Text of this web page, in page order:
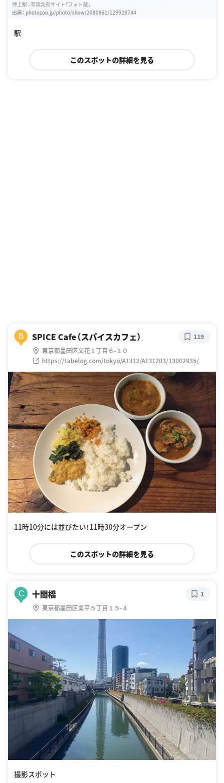
押上駅 - 写真共有サイト「フォト蔵」
出典： photozou.jp/photo/show/2080861/129929744
駅
このスポットの詳細を見る
B SPICE Cafe（スパイスカフェ）
東京都墨田区文花１丁目６-１０
https://tabelog.com/tokyo/A1312/A131203/13002935/
119
11時10分には並びたい！11時30分オープン
このスポットの詳細を見る
C 十間橋
東京都墨田区業平５丁目１５-４
1
撮影スポット